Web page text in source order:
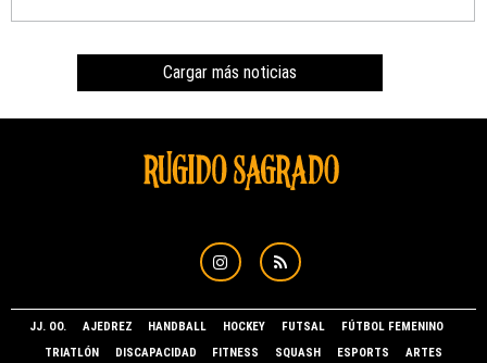
Cargar más noticias
JJ. OO. AJEDREZ HANDBALL HOCKEY FUTSAL
FÚTBOL FEMENINO
TRIATLÓN
DISCAPACIDAD FITNESS SQUASH ESPORTS
ARTES